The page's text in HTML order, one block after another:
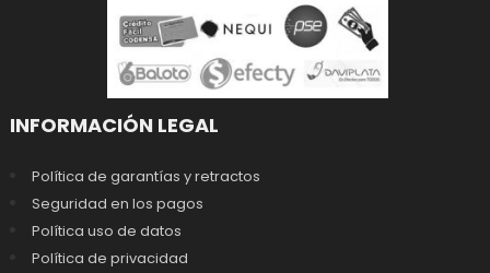
INFORMACIÓN LEGAL
Política de garantías y retractos
Seguridad en los pagos
Política uso de datos
Política de privacidad